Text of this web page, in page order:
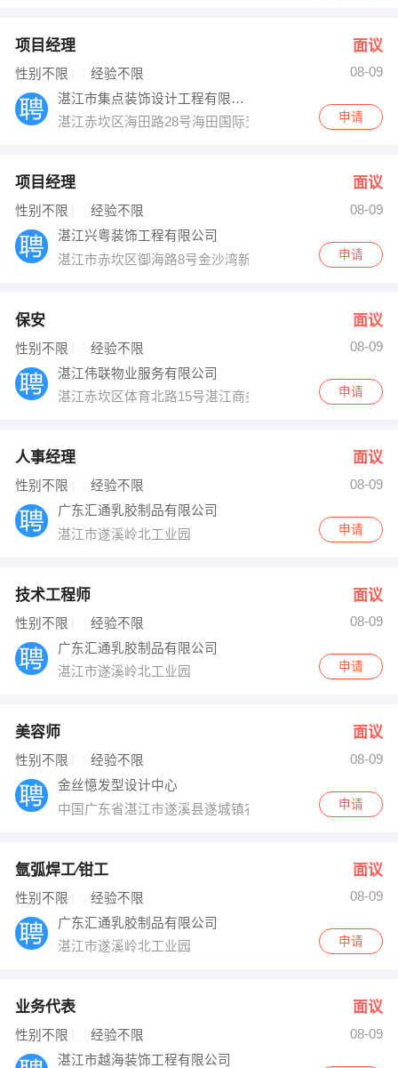
项目经理 面议
性别不限 经验不限
08-09
湛江市集点装饰设计工程有限公司
湛江赤坎区海田路28号海田国际交易中心4楼D35申请
项目经理 面议
性别不限 经验不限
08-09
湛江兴粤装饰工程有限公司
湛江市赤坎区御海路8号金沙湾新城御海园3号楼首层5号
申请
保安 面议
性别不限 经验不限
08-09
湛江伟联物业服务有限公司
湛江赤坎区体育北路15号湛江商务大厦4楼12房
申请
人事经理 面议
性别不限 经验不限
08-09
广东汇通乳胶制品有限公司
湛江市遂溪岭北工业园
申请
技术工程师 面议
性别不限 经验不限
08-09
广东汇通乳胶制品有限公司
湛江市遂溪岭北工业园
申请
美容师 面议
性别不限 经验不限
08-09
金丝憶发型设计中心
中国广东省湛江市遂溪县遂城镇农林路106号
申请
氩弧焊工∕钳工 面议
性别不限 经验不限
08-09
广东汇通乳胶制品有限公司
湛江市遂溪岭北工业园
申请
业务代表 面议
性别不限 经验不限
08-09
湛江市越海装饰工程有限公司